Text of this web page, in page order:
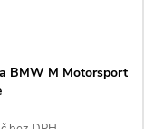
BMW M Motorsport